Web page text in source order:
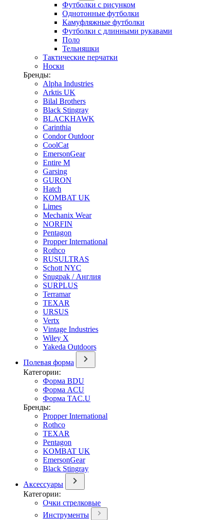
Футболки с рисунком
Однотонные футболки
Камуфляжные футболки
Футболки с длинными рукавами
Поло
Тельняшки
Тактические перчатки
Носки
Бренды:
Alpha Industries
Arktis UK
Bilal Brothers
Black Stingray
BLACKHAWK
Carinthia
Condor Outdoor
CoolCat
EmersonGear
Entire M
Garsing
GURON
Hatch
KOMBAT UK
Limes
Mechanix Wear
NORFIN
Pentagon
Propper International
Rothco
RUSULTRAS
Schott NYC
Snugpak / Англия
SURPLUS
Terramar
TEXAR
URSUS
Vertx
Vintage Industries
Wiley X
Yakeda Outdoors
Полевая форма
Категории:
Форма BDU
Форма ACU
Форма TAC.U
Бренды:
Propper International
Rothco
TEXAR
Pentagon
KOMBAT UK
EmersonGear
Black Stingray
Аксессуары
Категории:
Очки стрелковые
Инструменты